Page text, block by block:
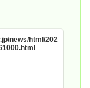
news/html/202